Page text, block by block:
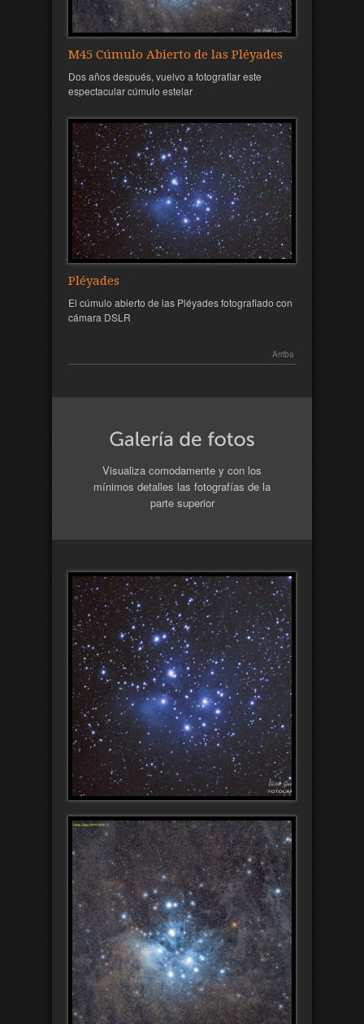
M45 Cúmulo Abierto de las Pléyades
Dos años después, vuelvo a fotografiar este
espectacular cúmulo estelar
Pléyades
El cúmulo abierto de las Pléyades fotografiado con
cámara DSLR
Arriba
Visualiza comodamente y con los
mínimos detalles las fotografías de la
parte superior